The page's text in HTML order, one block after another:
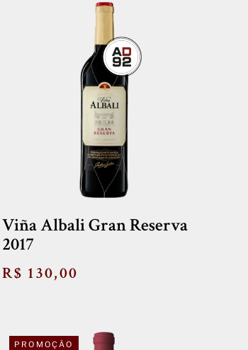
Viña Albali Gran Reserva
2017
R$ 130,00
PROMOÇÃO